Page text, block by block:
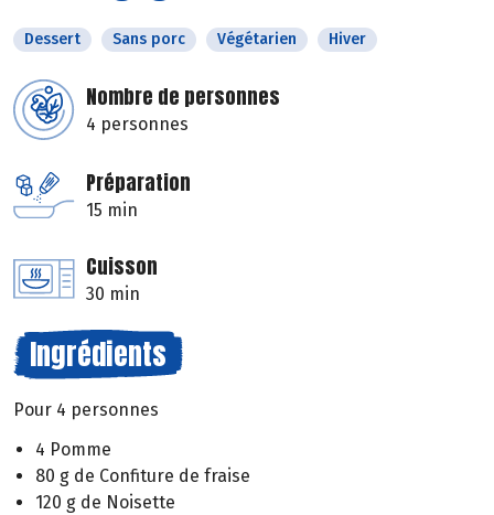
Dessert Sans porc Végétarien Hiver
Nombre de personnes
4 personnes
Préparation
15 min
Cuisson
30 min
Ingrédients
Pour 4 personnes
4 Pomme
80 g de Confiture de fraise
120 g de Noisette